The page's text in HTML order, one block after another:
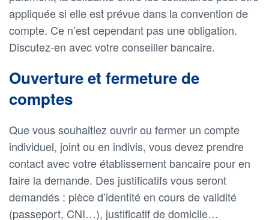
appliquée si elle est prévue dans la convention de
compte. Ce n’est cependant pas une obligation.
Discutez-en avec votre conseiller bancaire.
Ouverture et fermeture de
comptes
Que vous souhaitiez ouvrir ou fermer un compte
individuel, joint ou en indivis, vous devez prendre
contact avec votre établissement bancaire pour en
faire la demande. Des justificatifs vous seront
demandés : pièce d’identité en cours de validité
(passeport, CNI…), justificatif de domicile…